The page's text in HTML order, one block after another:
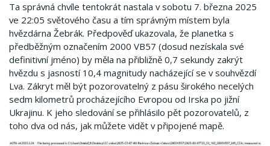
Ta správná chvíle tentokrát nastala v sobotu 7. března 2025
ve 22:05 světového času a tím správným místem byla
hvězdárna Žebrák. Předpověď ukazovala, že planetka s
předběžným označením 2000 VB57 (dosud nezískala své
definitivní jméno) by měla na přibližně 0,7 sekundy zakrýt
hvězdu s jasností 10,4 magnitudy nacházející se v souhvězdí
Lva. Zákryt měl být pozorovatelný z pásu širokého necelých
sedm kilometrů procházejícího Evropou od Irska po jižní
Ukrajinu. K jeho sledování se přihlásilo pět pozorovatelů, z
toho dva od nás, jak můžete vidět v připojené mapě.